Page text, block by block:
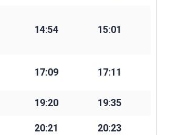
14:54 15:01
17:09 17:11
19:20 19:35
20:21 20:23